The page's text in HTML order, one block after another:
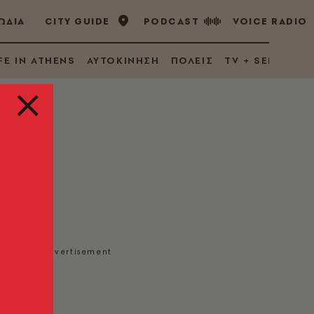
CITY GUIDE PODCAST VOICE RADIO
IN ATHENS ΑΥΤΟΚΙΝΗΣΗ ΠΟΛΕΙΣ TV + SERIES